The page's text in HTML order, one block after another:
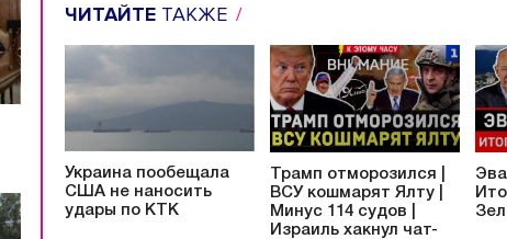
ЧИТАЙТЕ ТАКЖЕ
Украина пообещала
США не наносить
удары по КТК
Трамп отморозился |
ВСУ кошмарят Ялту |
Минус 114 судов |
Израиль хакнул чат-